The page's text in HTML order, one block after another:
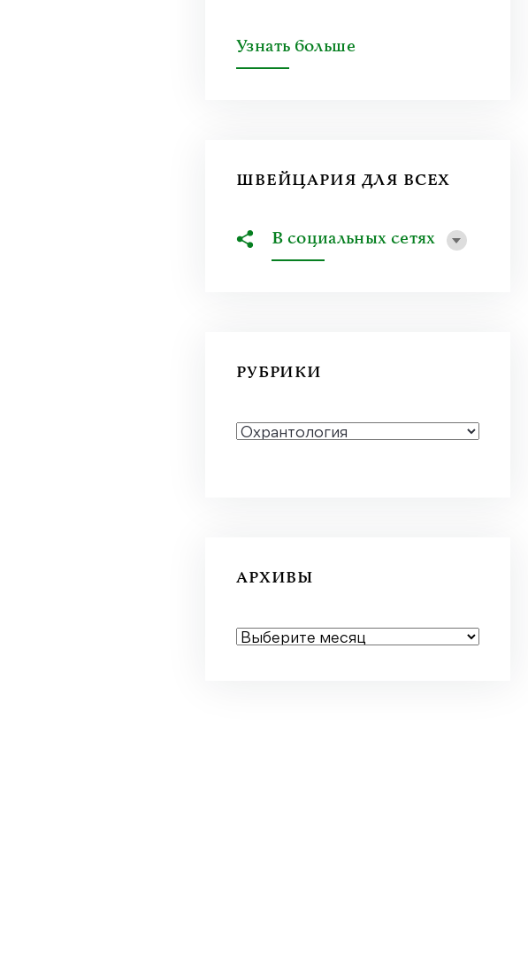
Узнать больше
ШВЕЙЦАРИЯ ДЛЯ ВСЕХ
В социальных сетях
РУБРИКИ
РУБРИКИ
АРХИВЫ
АРХИВЫ